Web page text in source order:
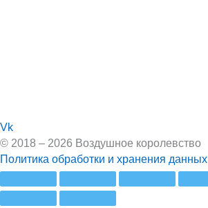
Vk
© 2018 – 2026 Воздушное королевство
Политика обработки и хранения данных